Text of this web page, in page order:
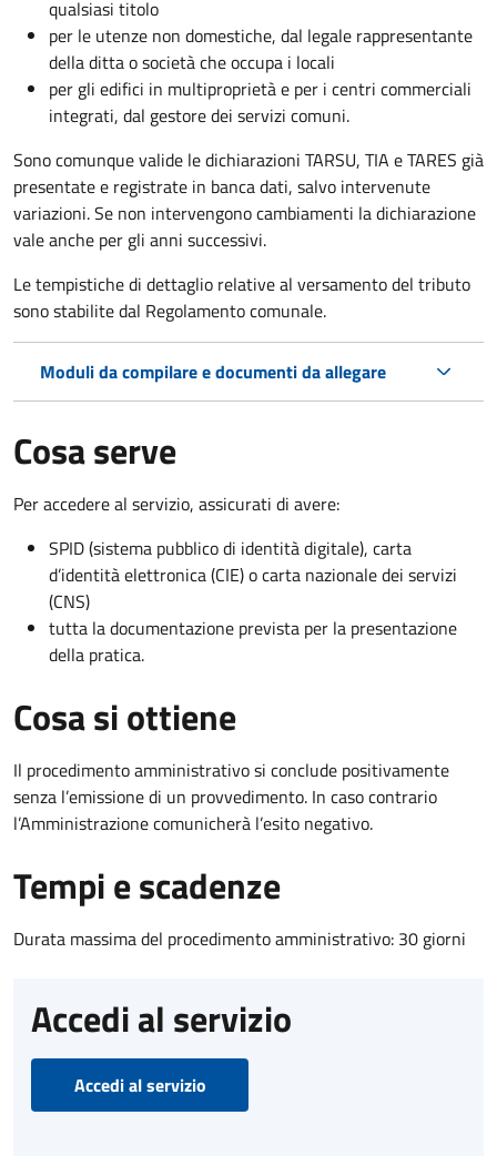
qualsiasi titolo
per le utenze non domestiche, dal legale rappresentante
della ditta o società che occupa i locali
per gli edifici in multiproprietà e per i centri commerciali
integrati, dal gestore dei servizi comuni.
Sono comunque valide le dichiarazioni TARSU, TIA e TARES già
presentate e registrate in banca dati, salvo intervenute
variazioni. Se non intervengono cambiamenti la dichiarazione
vale anche per gli anni successivi.
Le tempistiche di dettaglio relative al versamento del tributo
sono stabilite dal Regolamento comunale.
Moduli da compilare e documenti da allegare
Cosa serve
Per accedere al servizio, assicurati di avere:
SPID (sistema pubblico di identità digitale), carta
d’identità elettronica (CIE) o carta nazionale dei servizi
(CNS)
tutta la documentazione prevista per la presentazione
della pratica.
Cosa si ottiene
Il procedimento amministrativo si conclude positivamente
senza l’emissione di un provvedimento. In caso contrario
l’Amministrazione comunicherà l’esito negativo.
Tempi e scadenze
Durata massima del procedimento amministrativo: 30 giorni
Accedi al servizio
Accedi al servizio